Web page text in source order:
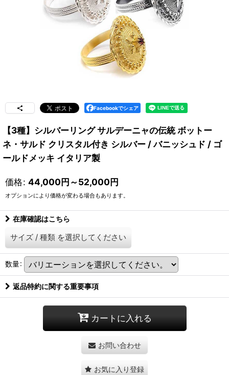
Facebookでシェア
【3種】シルバーリング サルデーニャの伝統 ボットー
ネ・サルド クリスタル付き シルバー / バニッシュド / ゴ
ールドメッキ イタリア製
価格: 44,000円～52,000円
オプションにより価格が変わる場合もあります。
在庫確認はこちら
サイズ / 種類 を選択してください
数量:
返品特約に関する重要事項
カートに入れる
お問い合わせ
お気に入り登録